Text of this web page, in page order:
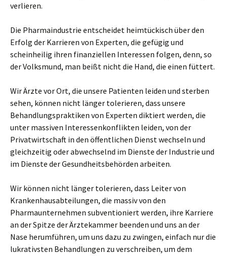
verlieren.
Die Pharmaindustrie entscheidet heimtückisch über den
Erfolg der Karrieren von Experten, die gefügig und
scheinheilig ihren finanziellen Interessen folgen, denn, so
der Volksmund, man beißt nicht die Hand, die einen füttert.
Wir Ärzte vor Ort, die unsere Patienten leiden und sterben
sehen, können nicht länger tolerieren, dass unsere
Behandlungspraktiken von Experten diktiert werden, die
unter massiven Interessenkonflikten leiden, von der
Privatwirtschaft in den öffentlichen Dienst wechseln und
gleichzeitig oder abwechselnd im Dienste der Industrie und
im Dienste der Gesundheitsbehörden arbeiten.
Wir können nicht länger tolerieren, dass Leiter von
Krankenhausabteilungen, die massiv von den
Pharmaunternehmen subventioniert werden, ihre Karriere
an der Spitze der Ärztekammer beenden und uns an der
Nase herumführen, um uns dazu zu zwingen, einfach nur die
lukrativsten Behandlungen zu verschreiben, um dem